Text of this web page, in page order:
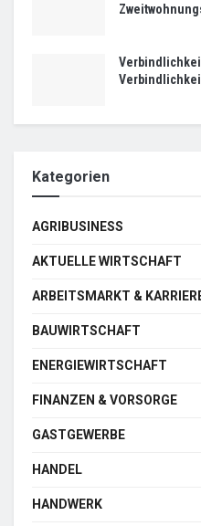
Kategorien
AGRIBUSINESS
AKTUELLE WIRTSCHAFT
ARBEITSMARKT &
BAUWIRTSCHAFT
ENERGIEWIRTSCHAFT
FINANZEN & VORSORGE
GASTGEWERBE
HANDEL
HANDWERK